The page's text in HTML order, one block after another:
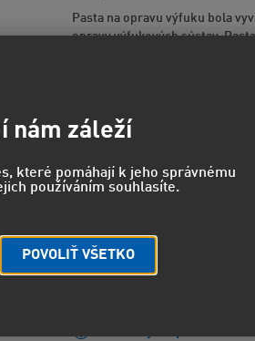
Pasta na opravu výfuku bola
opravy výfukových sústav.
nezaťažuje životné
8,04 EUR
EUH210 - Na
údajov.
nám záleží
které pomáhají k jeho správnému
používáním souhlasíte.
POVOLIŤ VŠETKO